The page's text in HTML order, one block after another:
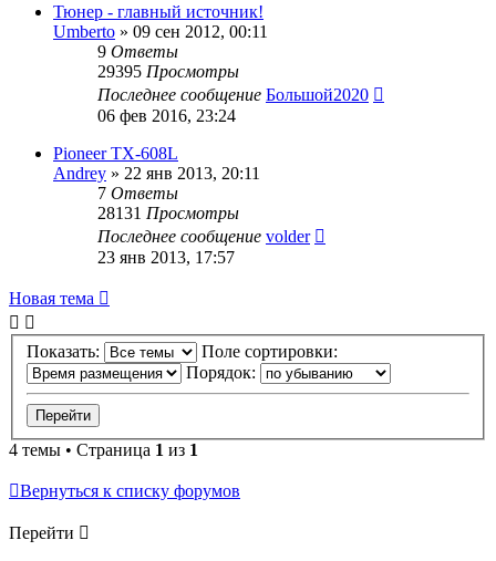
Тюнер - главный источник!
Umberto » 09 сен 2012, 00:11
9 Ответы
29395 Просмотры
Последнее сообщение Большой2020
06 фев 2016, 23:24
Pioneer TX-608L
Andrey » 22 янв 2013, 20:11
7 Ответы
28131 Просмотры
Последнее сообщение volder
23 янв 2013, 17:57
Новая тема
Показать:
Поле сортировки:
Порядок:
4 темы • Страница 1 из 1
Вернуться к списку форумов
Перейти